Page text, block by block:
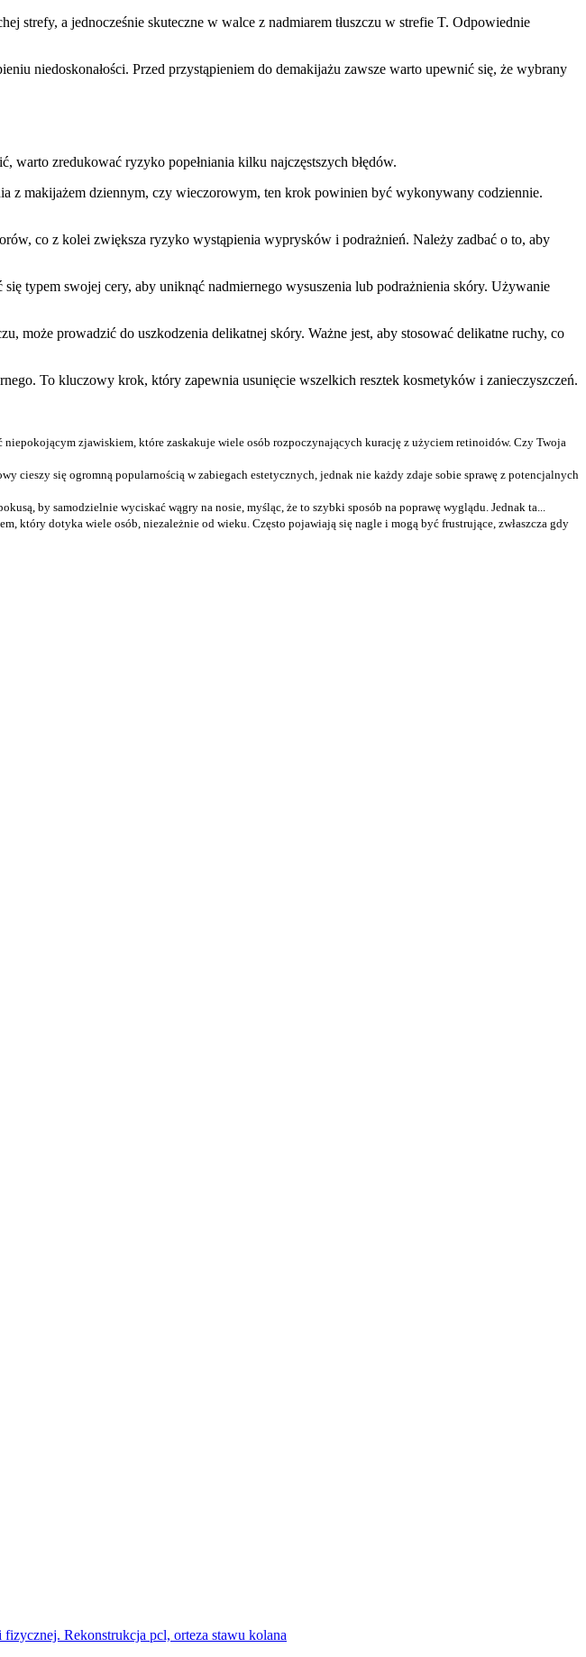
strefy, a jednocześnie skuteczne w walce z nadmiarem tłuszczu w strefie T. Odpowiednie
niedoskonałości. Przed przystąpieniem do demakijażu zawsze warto upewnić się, że wybrany
warto zredukować ryzyko popełniania kilku najczęstszych błędów.
z makijażem dziennym, czy wieczorowym, ten krok powinien być wykonywany codziennie.
co z kolei zwiększa ryzyko wystąpienia wyprysków i podrażnień. Należy zadbać o to, aby
typem swojej cery, aby uniknąć nadmiernego wysuszenia lub podrażnienia skóry. Używanie
może prowadzić do uszkodzenia delikatnej skóry. Ważne jest, aby stosować delikatne ruchy, co
To kluczowy krok, który zapewnia usunięcie wszelkich resztek kosmetyków i zanieczyszczeń.
niepokojącym zjawiskiem, które zaskakuje wiele osób rozpoczynających kurację z użyciem retinoidów. Czy Twoja
cieszy się ogromną popularnością w zabiegach estetycznych, jednak nie każdy zdaje sobie sprawę z potencjalnych
by samodzielnie wyciskać wągry na nosie, myśląc, że to szybki sposób na poprawę wyglądu. Jednak ta...
który dotyka wiele osób, niezależnie od wieku. Często pojawiają się nagle i mogą być frustrujące, zwłaszcza gdy
Rekonstrukcja pcl, orteza stawu kolana